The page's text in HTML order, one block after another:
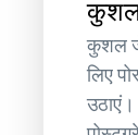
कुशल
लिए